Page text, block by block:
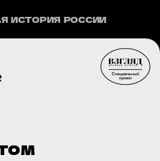
ИСТОРИЯ РОССИИ